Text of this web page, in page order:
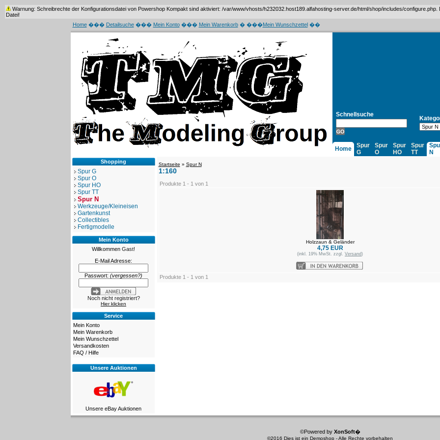
Warnung: Schreibrechte der Konfigurationsdatei von Powershop Kompakt sind aktiviert: /var/www/vhosts/h232032.host189.alfahosting-server.de/html/shop/includes/
Datei!
Home��� Detailsuche��� Mein Konto��� Mein Warenkorb� ���Mein Wunschzettel��
Schnellsuche
Home
Spur
G
Spur
O
Spur
HO
Spur
TT
N
Shopping
Spur G
Spur O
Spur HO
Spur TT
Spur N
Werkzeuge/Kleineisen
Gartenkunst
Collectibles
Fertigmodelle
Mein Konto
Willkommen Gast!
E-Mail Adresse:
Passwort: (vergessen?)
Noch nicht registriert?
Hier klicken
Service
Mein Konto
Mein Warenkorb
Mein Wunschzettel
Versandkosten
FAQ / Hilfe
Unsere Auktionen
Unsere eBay Auktionen
Startseite » Spur N
1:160
Produkte 1 - 1 von 1
Holzzaun & Geländer
4,75 EUR
(inkl. 19% MwSt. zzgl. Versand)
Produkte 1 - 1 von 1
©Powered by XonSoft�
©2016 Dies ist ein Demoshop - Alle Rechte vorbehalten